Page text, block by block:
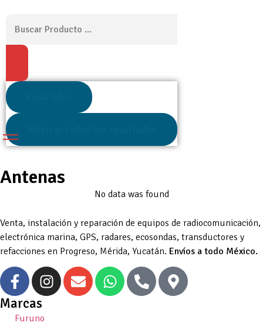
Antenas
No data was found
Venta, instalación y reparación de equipos de radiocomunicación,
electrónica marina, GPS, radares, ecosondas, transductores y
refacciones en Progreso, Mérida, Yucatán. Envíos a todo México.
Marcas
Furuno